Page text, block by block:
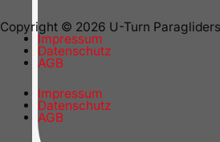
Copyright © 2026 U-Turn
Impressum
Datenschutz
AGB
Impressum
Datenschutz
AGB